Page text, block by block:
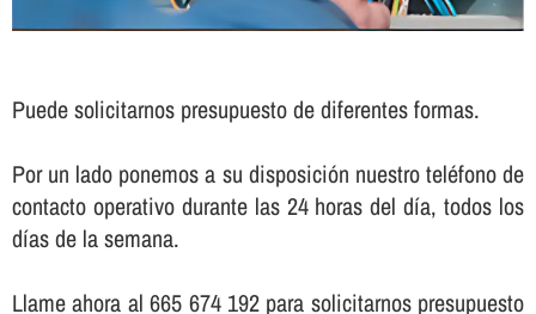
Puede solicitarnos presupuesto de diferentes formas.
Por un lado ponemos a su disposición nuestro teléfono de
contacto operativo durante las 24 horas del dí­a, todos los
dí­as de la semana.
Llame ahora al 665 674 192 para solicitarnos presupuesto